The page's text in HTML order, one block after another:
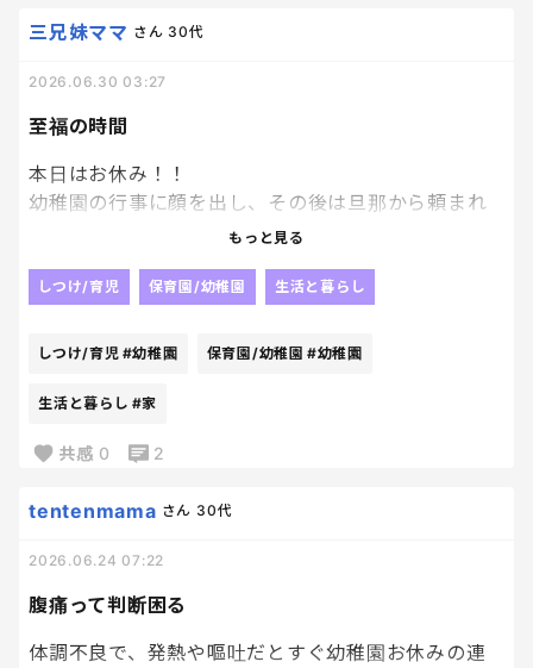
至福の時間
三兄妹ママ さん 30代
2026.06.30 03:27
本日はお休み！！
幼稚園の行事に顔を出し、その後は旦那から頼まれ
た用事もこなして、やっとお昼に帰宅できたーー😮‍💨
数日前に家族みんなで買ったアイスがあるんだけど、
凍庫に私のだけ残っている状態。
子供たちにも狙われてたはず。笑
か食べられず…。
そしてやっと一人になれたこの時間、至福のアイス
あと2時間くらいで末っ子も帰ってくるから、それま
もっと見る
しつけ/育児 保育園/幼稚園 生活と暮らし
しつけ/育児 #幼稚園 保育園/幼稚園 #幼稚園
生活と暮らし #家
共感 0 2
腹痛って判断困る
tentenmama さん 30代
2026.06.24 07:22
体調不良で、発熱や嘔吐だとすぐ幼稚園お休みの連